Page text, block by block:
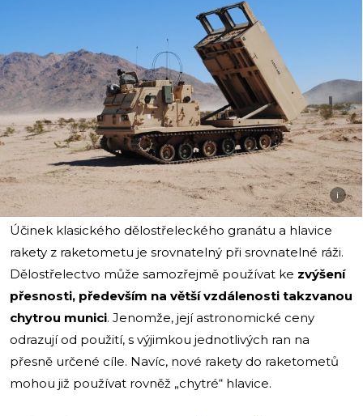
i
Účinek klasického dělostřeleckého granátu a hlavice
rakety z raketometu je srovnatelný při srovnatelné ráži.
Dělostřelectvo může samozřejmě používat ke zvýšení
přesnosti, především na větší vzdálenosti takzvanou
chytrou munici. Jenomže, její astronomické ceny
odrazují od použití, s výjimkou jednotlivých ran na
přesně určené cíle. Navíc, nové rakety do raketometů
mohou již používat rovněž „chytré“ hlavice.